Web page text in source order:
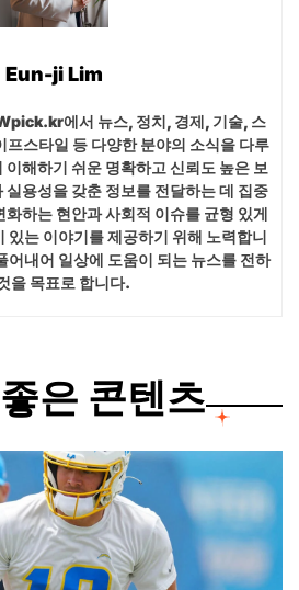
Eun-ji Lim
에서 뉴스, 정치, 경제, 기술, 스
프스타일 등 다양한 분야의 소식을 다루
해하기 쉬운 명확하고 신뢰도 높은 보
실용성을 갖춘 정보를 전달하는 데 집중
하는 현안과 사회적 이슈를 균형 있게
있는 이야기를 제공하기 위해 노력합니
어내어 일상에 도움이 되는 뉴스를 전하
을 목표로 합니다.
은 콘텐츠